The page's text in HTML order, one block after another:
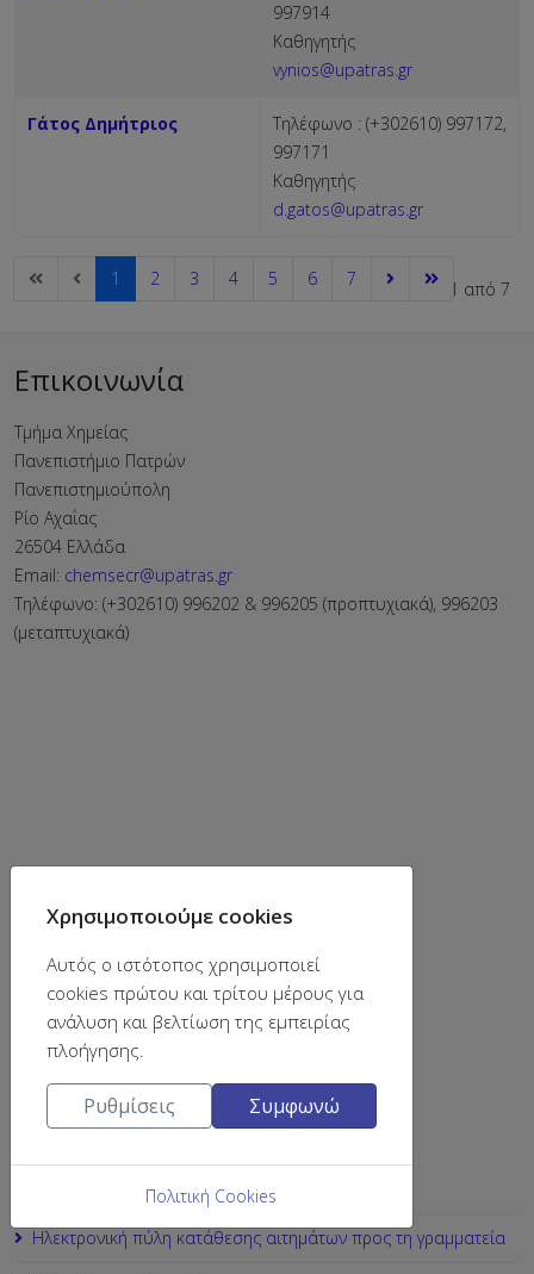
997914
Καθηγητής
vynios@upatras.gr
Γάτος Δημήτριος
Τηλέφωνο : (+302610) 997172,
997171
Καθηγητής
d.gatos@upatras.gr
Σελίδα 1 από 7
1 2 3 4 5 6 7
Επικοινωνία
Τμήμα Χημείας
Πανεπιστήμιο Πατρών
Πανεπιστημιούπολη
Ρίο Αχαΐας
26504 Ελλάδα
Email: chemsecr@upatras.gr
Τηλέφωνο: (+302610) 996202 & 996205 (προπτυχιακά), 996203
(μεταπτυχιακά)
βρείτε μας στο
Χρήσιμοι σύνδεσμοι
Ηλεκτρονική Γραμματεία
Ηλεκτρονική πύλη κατάθεσης αιτημάτων προς τη γραμματεία
Χρησιμοποιούμε cookies
Αυτός ο ιστότοπος χρησιμοποιεί
cookies πρώτου και τρίτου μέρους για
ανάλυση και βελτίωση της εμπειρίας
πλοήγησης.
Ρυθμίσεις Συμφωνώ
Πολιτική Cookies